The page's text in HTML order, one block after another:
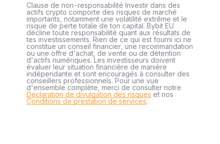
Clause de non-responsabilité Investir dans des
actifs crypto comporte des risques de marché
importants, notamment une volatilité extrême et le
risque de perte totale de ton capital. Bybit EU
décline toute responsabilité quant aux résultats de
tes investissements. Rien de ce qui est fourni ici ne
constitue un conseil financier, une recommandation
ou une offre d'achat, de vente ou de détention
d'actifs numériques. Les investisseurs doivent
évaluer leur situation financière de manière
indépendante et sont encouragés à consulter des
conseillers professionnels. Pour une vue
d'ensemble complète, merci de consulter notre
Déclaration de divulgation des risques et nos
Conditions de prestation de services.